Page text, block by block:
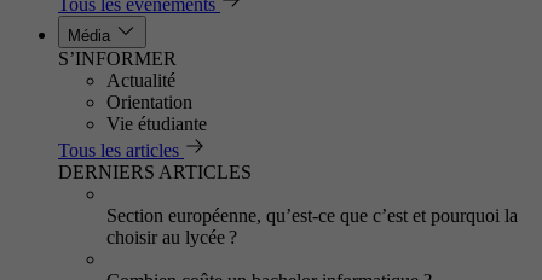
Tous les événements
Média
S’INFORMER
Actualité
Orientation
Vie étudiante
Tous les articles
DERNIERS ARTICLES
Section européenne, qu’est-ce que c’est et pourquoi la
choisir au lycée ?